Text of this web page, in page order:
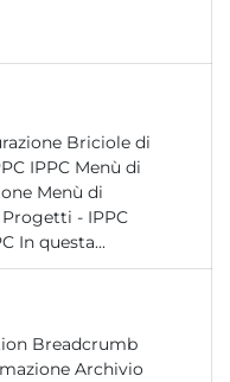
Briciole di
IPPC Menù di
Menù di
- IPPC
In questa...
Breadcrumb
Archivio